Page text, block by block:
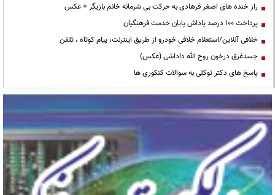
راز خنده های اصغر فرهادی به حرکت بی شرمانه خانم بازیگر + عکس
پرداخت ۱۰۰ درصد پاداش پایان خدمت فرهنگیان
خلافی آنلاین/استعلام خلافی خودرو از طریق اینترنت، پیام کوتاه ، تلفن
جسدغرق درخون روح الله داداشی (عکس)
پاسخ های دکتر توکلی به سوالات کنکوری ها